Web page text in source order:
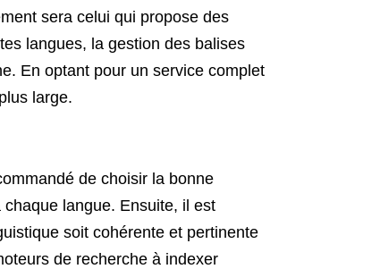
sera celui qui propose des
langues, la gestion des balises
En optant pour un service complet
large.
de choisir la bonne
langue. Ensuite, il est
soit cohérente et pertinente
de recherche à indexer